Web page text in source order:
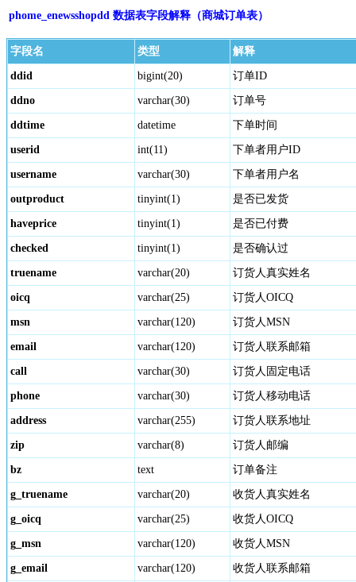
phome_enewsshopdd 数据表字段解释（商城订单表）
字段名 类型 解释
ddid bigint(20) 订单ID
ddno varchar(30) 订单号
ddtime datetime 下单时间
userid int(11) 下单者用户ID
username varchar(30) 下单者用户名
outproduct tinyint(1) 是否已发货
haveprice tinyint(1) 是否已付费
checked tinyint(1) 是否确认过
truename varchar(20) 订货人真实姓名
oicq varchar(25) 订货人OICQ
msn varchar(120) 订货人MSN
email varchar(120) 订货人联系邮箱
call varchar(30) 订货人固定电话
phone varchar(30) 订货人移动电话
address varchar(255) 订货人联系地址
zip varchar(8) 订货人邮编
bz text 订单备注
g_truename varchar(20) 收货人真实姓名
g_oicq varchar(25) 收货人OICQ
g_msn varchar(120) 收货人MSN
g_email varchar(120) 收货人联系邮箱